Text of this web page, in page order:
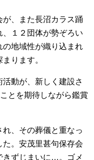
、また長沼カラス踊
、１２団体が勢ぞろい
の地域性が織り込まれ
ります。
動が、新しく建設さ
とを期待しながら鑑賞
、その葬儀と重なっ
。安茂里甚句保存会
きずじまいに…。ゴメ